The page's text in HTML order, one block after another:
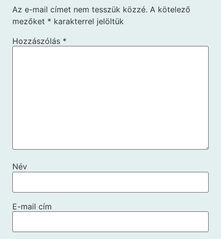
Az e-mail címet nem tesszük közzé. A kötelező
mezőket * karakterrel jelöltük
Hozzászólás *
Név
E-mail cím